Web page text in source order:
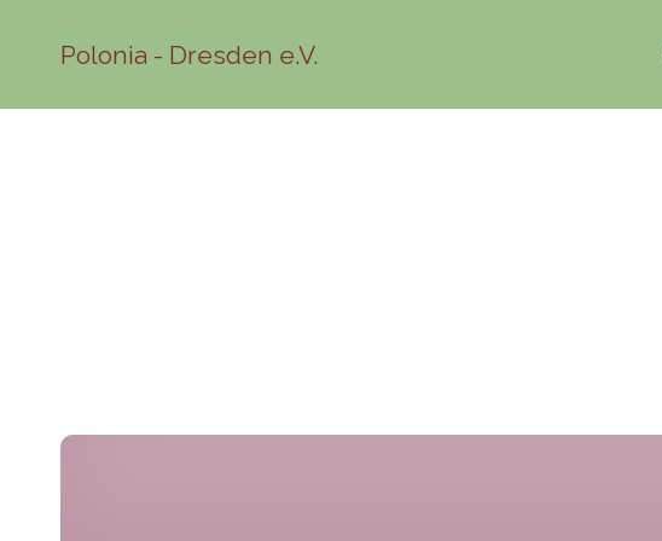
Polonia - Dresden e.V.